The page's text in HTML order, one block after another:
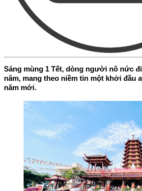
Sáng mùng 1 Tết, dòng người nô nức
năm, mang theo niềm tin một khởi đầu
năm mới.